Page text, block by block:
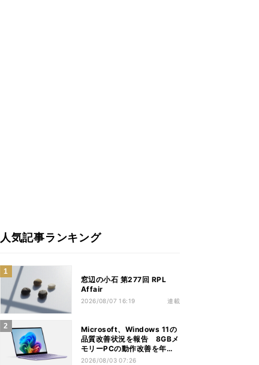
人気記事ランキング
窓辺の小石 第277回 RPL
Affair
2026/08/07 16:19 連載
Microsoft、Windows 11の
品質改善状況を報告 8GBメ
モリーPCの動作改善を年内
推進
2026/08/03 07:26